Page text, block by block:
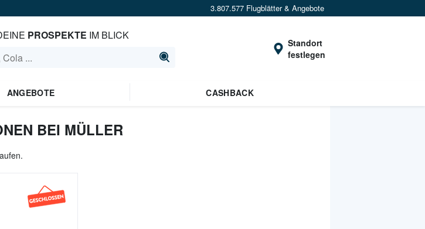
3.807.577 Flugblätter & Angebote
PROSPEKTE IM BLICK
Standort
festlegen
ANGEBOTE CASHBACK
BEI MÜLLER